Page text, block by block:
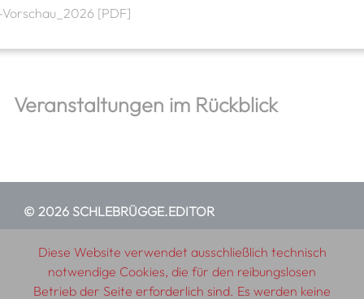
[PDF]
Veranstaltungen im Rückblick
© 2026 SCHLEBRÜGGE.EDITOR
Über uns Textautor:innen AGB
Impressum
Datenschutzerklärung
Auslieferung Kontakt
Diese Website verwendet ausschließlich technisch
notwendige Cookies, die für den reibungslosen
Betrieb der Seite erforderlich sind. Es werden keine